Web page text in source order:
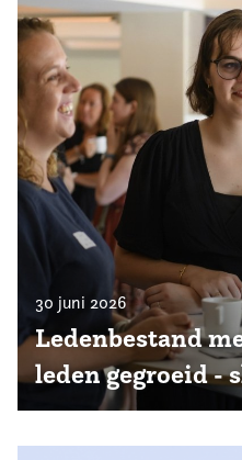
30 juni 2026
Ledenbestand
leden gegroeid -